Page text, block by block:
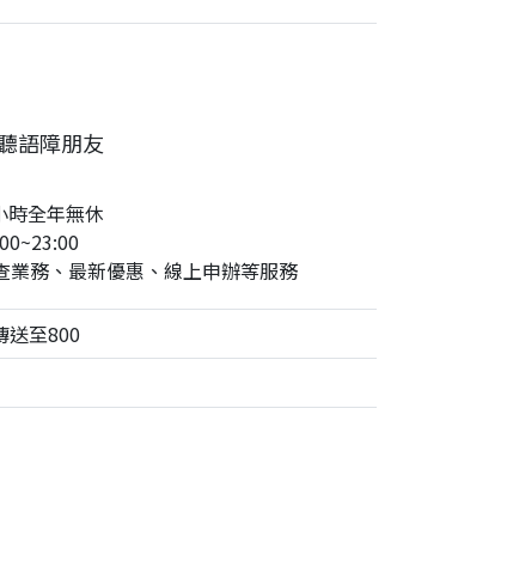
語障朋友
時全年無休
業務、最新優惠、線上申辦等服務
送至800